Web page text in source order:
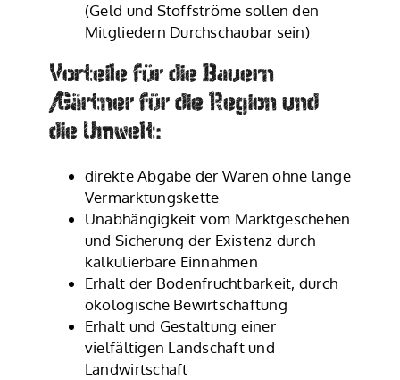
(Geld und Stoffströme sollen den
Mitgliedern Durchschaubar sein)
Vorteile für die Bauern
/Gärtner für die Region und
die Umwelt:
direkte Abgabe der Waren ohne lange
Vermarktungskette
Unabhängigkeit vom Marktgeschehen
und Sicherung der Existenz durch
kalkulierbare Einnahmen
Erhalt der Bodenfruchtbarkeit, durch
ökologische Bewirtschaftung
Erhalt und Gestaltung einer
vielfältigen Landschaft und
Landwirtschaft